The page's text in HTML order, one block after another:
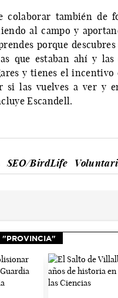
colaborar también de
al campo y
porque descubres
que estaban ahí y las
y tienes el incentivo
si las vuelves a ver y
Escandell.
SEO/BirdLife
"PROVINCIA"